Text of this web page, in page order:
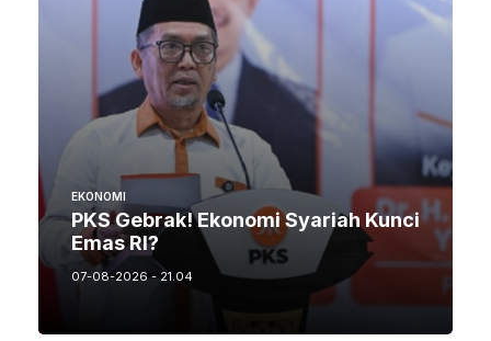
EKONOMI
PKS Gebrak! Ekonomi Syariah Kunci
Emas RI?
07-08-2026 - 21.04